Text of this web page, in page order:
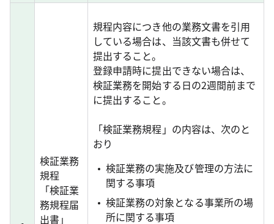
検証業務
規程
「検証業
務規程届
出書」
規程内容につき他の業務文書を引用
している場合は、当該文書も併せて
提出すること。
登録申請時に提出できない場合は、
検証業務を開始する日の2週間前まで
に提出すること。
「検証業務規程」の内容は、次のと
おり
検証業務の実施及び管理の方法に
関する事項
検証業務の対象となる事業所の場
所に関する事項